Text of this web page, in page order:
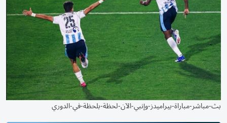
بث-مباشر-مباراة-بيراميدز-وإنبي-الآن-لحظة-بلحظة-في-الدوري